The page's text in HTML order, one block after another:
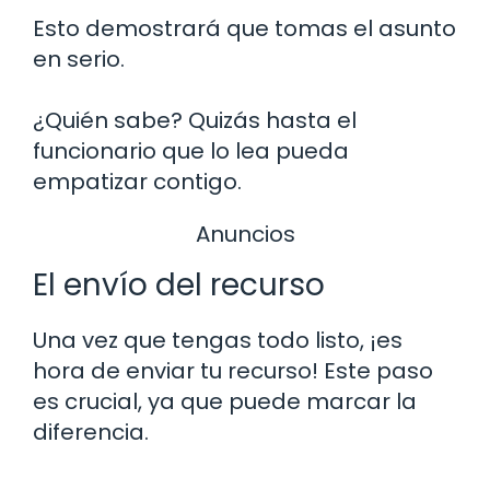
Esto demostrará que tomas el asunto
en serio.
¿Quién sabe? Quizás hasta el
funcionario que lo lea pueda
empatizar contigo.
Anuncios
El envío del recurso
Una vez que tengas todo listo, ¡es
hora de enviar tu recurso! Este paso
es crucial, ya que puede marcar la
diferencia.